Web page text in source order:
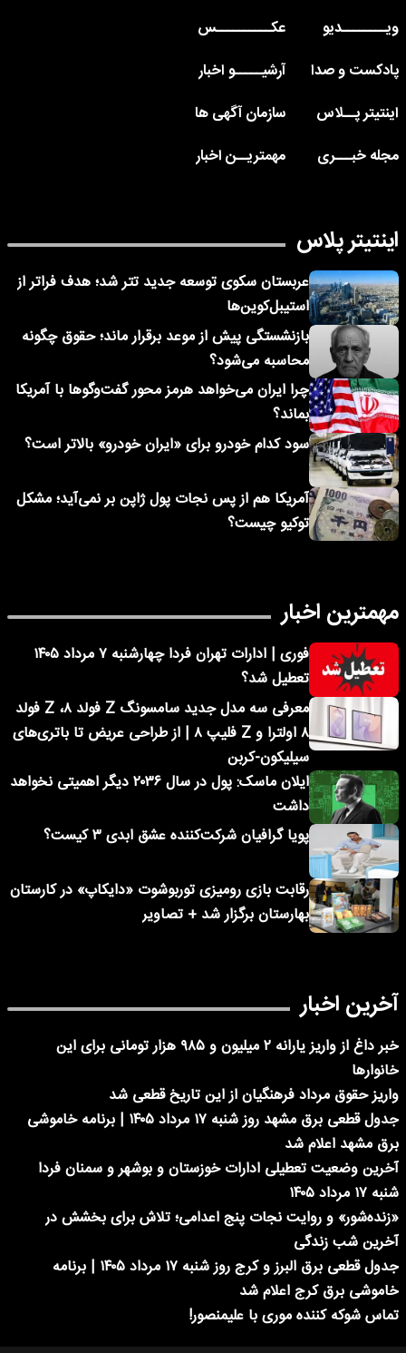
ویــــــــدیو
عکــــــــــس
پادکست و صدا
آرشیـــــو اخبار
اینتیتر پــلاس
سازمان آگهی ها
مجله خبـــری
مهمتریــن اخبار
اینتیتر پلاس
عربستان سکوی توسعه جدید تتر شد؛ هدف فراتر از
استیبل‌کوین‌ها
بازنشستگی پیش از موعد برقرار ماند؛ حقوق چگونه
محاسبه می‌شود؟
چرا ایران می‌خواهد هرمز محور گفت‌وگوها با آمریکا
بماند؟
سود کدام خودرو برای «ایران خودرو» بالاتر است؟
آمریکا هم از پس نجات پول ژاپن بر نمی‌آید؛ مشکل
توکیو چیست؟
مهمترین اخبار
فوری | ادارات تهران فردا چهارشنبه ۷ مرداد ۱۴۰۵
تعطیل شد؟
معرفی سه مدل جدید سامسونگ Z فولد ۸، Z فولد
۸ اولترا و Z فلیپ ۸ | از طراحی عریض تا باتری‌های
سیلیکون-کربن
ایلان ماسک: پول در سال ۲۰۳۶ دیگر اهمیتی نخواهد
داشت
پویا گرافیان شرکت‌کننده عشق ابدی ۳ کیست؟
رقابت بازی رومیزی توربوشوت «دایکاپ» در کارستان
بهارستان برگزار شد + تصاویر
آخرین اخبار
خبر داغ از واریز یارانه ۲ میلیون و ۹۸۵ هزار تومانی برای این
خانوارها
واریز حقوق مرداد فرهنگیان از این تاریخ قطعی شد
جدول قطعی برق مشهد روز شنبه ۱۷ مرداد ۱۴۰۵ | برنامه خاموشی
برق مشهد اعلام شد
آخرین وضعیت تعطیلی ادارات خوزستان و بوشهر و سمنان فردا
شنبه ۱۷ مرداد ۱۴۰۵
«زنده‌شور» و روایت نجات پنج اعدامی؛ تلاش برای بخشش در
آخرین شب زندگی
جدول قطعی برق البرز و کرج روز شنبه ۱۷ مرداد ۱۴۰۵ | برنامه
خاموشی برق کرج اعلام شد
تماس شوکه کننده موری با علیمنصور!